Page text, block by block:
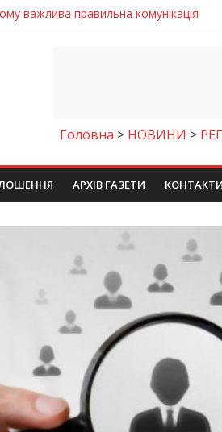
центри на Дніпропетровщині
досліджують місце
шанс на власне житло
важлива правильна комунікація
Головна > НОВИНИ >
АРХІВ ГАЗЕТИ КОНТАКТИ